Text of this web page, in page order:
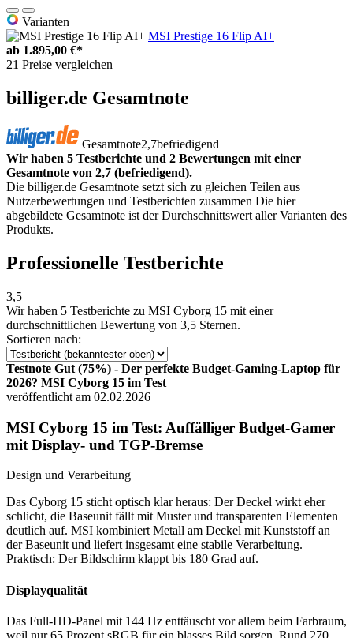
Varianten
MSI Prestige 16 Flip AI+
ab 1.895,00 €*
21 Preise vergleichen
billiger.de Gesamtnote
Gesamtnote2,7befriedigend
Wir haben 5 Testberichte und 2 Bewertungen mit einer
Gesamtnote von 2,7 (befriedigend).
Die billiger.de Gesamtnote setzt sich zu gleichen Teilen aus
Nutzerbewertungen und Testberichten zusammen Die hier
abgebildete Gesamtnote ist der Durchschnittswert aller Varianten des
Produkts.
Professionelle Testberichte
3,5
Wir haben 5 Testberichte zu MSI Cyborg 15 mit einer
durchschnittlichen Bewertung von 3,5 Sternen.
Sortieren nach:
Testnote Gut (75%) - Der perfekte Budget-Gaming-Laptop für
2026? MSI Cyborg 15 im Test
veröffentlicht am 02.02.2026
MSI Cyborg 15 im Test: Auffälliger Budget-Gamer
mit Display- und TGP-Bremse
Design und Verarbeitung
Das Cyborg 15 sticht optisch klar heraus: Der Deckel wirkt eher
schlicht, die Baseunit fällt mit Muster und transparenten Elementen
deutlich auf. MSI kombiniert Metall am Deckel mit Kunststoff an
der Baseunit und liefert insgesamt eine stabile Verarbeitung.
Praktisch: Der Bildschirm klappt bis 180 Grad auf.
Displayqualität
Das Full-HD-Panel mit 144 Hz enttäuscht vor allem beim Farbraum,
weil nur 65 Prozent sRGB für ein blasses Bild sorgen. Rund 270